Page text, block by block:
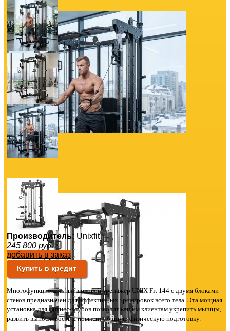
Производитель: Unixfit
245 800 руб.
добавить в заказ
Купить в кредит
Многофункциональный силовой тренажер UNIX Fit 144 с двумя блоками
стеков предназначен для эффективных тренировок всего тела. Эта мощная
установка для фитнес-клубов позволит вашим клиентам укрепить мышцы,
развить выносливость и повысить общую физическую подготовку.